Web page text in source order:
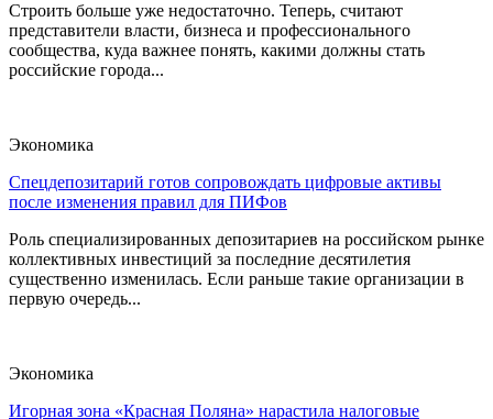
Строить больше уже недостаточно. Теперь, считают
представители власти, бизнеса и профессионального
сообщества, куда важнее понять, какими должны стать
российские города...
Экономика
Спецдепозитарий готов сопровождать цифровые активы
после изменения правил для ПИФов
Роль специализированных депозитариев на российском рынке
коллективных инвестиций за последние десятилетия
существенно изменилась. Если раньше такие организации в
первую очередь...
Экономика
Игорная зона «Красная Поляна» нарастила налоговые